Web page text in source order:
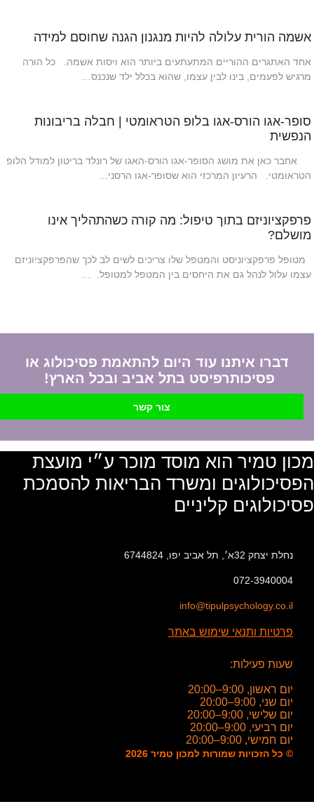
אשמה הורית עלולה להיות מנגנון הגנה שחוסם למידה
אחד האתגרים ההוריים המתעתעים ביותר הוא ויסות אשמה. כל הורה
מרגיש לפעמים, בינו לבין עצמו, שהוא בכלל ילד שנכנס…
סופר-אגו הורס-אגו בלופ הטראומטי | חבלה בריבונות
הנפשית
אחבר כאן את מושג הסופר-אגו הורס-האגו של רונלד בריטון למודל הלופ
הטראומטי. הרעיון המרכזי הוא שסופר-אגו הרסני…
פרפקציוניזם בתוך טיפול: מה קורה כשהתהליך אינו
מושלם?
מטופל פרפקציוניסט והמטפל שלו צריכים לשים לב לכך שהפרפקציוניזם
עצמו עלול לנהל גם את היחסים בין המטפל למטופל. …
דברו איתנו עוד היום להתאמת פסיכולוג או
פסיכותרפיסט בתל אביב ובכל הארץ!
צור קשר
מכון טמיר הוא מוסד מוכר ע״י מועצת
הפסיכולוגים ומשרד הבריאות להסמכת
פסיכולוגים קליניים
נחלת יצחק 32א׳, תל אביב יפו, 6744824
072-3940004
info@tipulpsychology.co.il
פרטיות ותנאי שימוש באתר
שעות פעילות:
יום ראשון, 9:00–20:00
יום שני, 9:00–20:00
יום שלישי, 9:00–20:00
יום רביעי, 9:00–20:00
יום חמישי, 9:00–20:00
© כל הזכויות שמורות למכון טמיר 2026